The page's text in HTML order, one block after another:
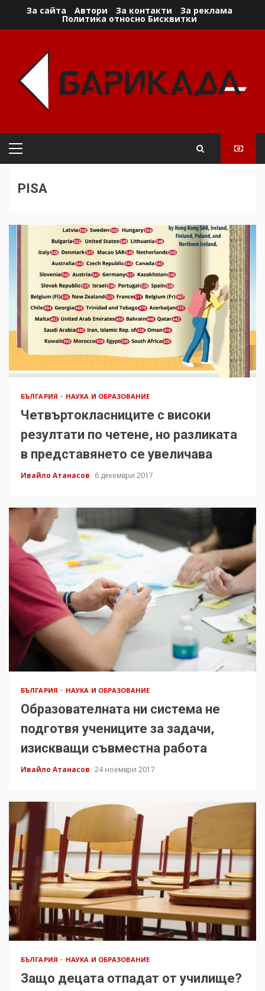
За сайта Автори За контакти За реклама
Политика относно Бисквитки
Primary
PISA
БЪЛГАРИЯ НАУКА И ОБРАЗОВАНИЕ
Четвъртокласниците с високи
резултати по четене, но разликата
в представянето се увеличава
Ивайло Атанасов 6 декември 2017
БЪЛГАРИЯ НАУКА И ОБРАЗОВАНИЕ
Образователната ни система не
подготвя учениците за задачи,
изискващи съвместна работа
Ивайло Атанасов 24 ноември 2017
БЪЛГАРИЯ НАУКА И ОБРАЗОВАНИЕ
Защо децата отпадат от училище?